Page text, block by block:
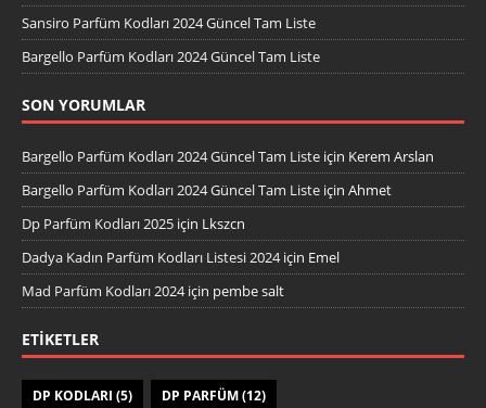
Sansiro Parfüm Kodları 2024 Güncel Tam Liste
Bargello Parfüm Kodları 2024 Güncel Tam Liste
SON YORUMLAR
Bargello Parfüm Kodları 2024 Güncel Tam Liste için Kerem Arslan
Bargello Parfüm Kodları 2024 Güncel Tam Liste için Ahmet
Dp Parfüm Kodları 2025 için Lkszcn
Dadya Kadın Parfüm Kodları Listesi 2024için Emel
Mad Parfüm Kodları 2024için pembe salt
ETIKETLER
DP KODLARI (5) DP PARFÜM(12)